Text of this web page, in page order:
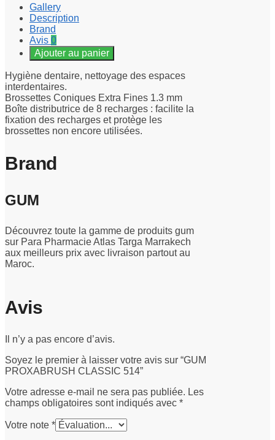
Gallery
Description
Brand
Avis 0
Ajouter au panier
Hygiène dentaire, nettoyage des espaces
interdentaires.
Brossettes Coniques Extra Fines 1.3 mm
Boîte distributrice de 8 recharges : facilite la
fixation des recharges et protège les
brossettes non encore utilisées.
Brand
GUM
Découvrez toute la gamme de produits gum
sur Para Pharmacie Atlas Targa Marrakech
aux meilleurs prix avec livraison partout au
Maroc.
Avis
Il n’y a pas encore d’avis.
Soyez le premier à laisser votre avis sur “GUM
PROXABRUSH CLASSIC 514”
Votre adresse e-mail ne sera pas publiée. Les
champs obligatoires sont indiqués avec *
Votre note *